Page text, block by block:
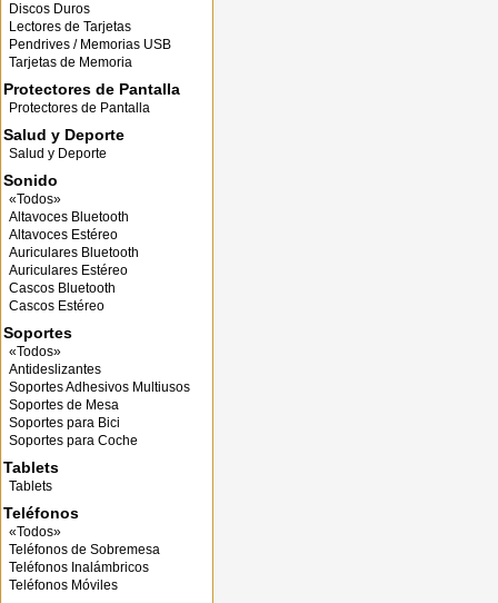
Discos Duros
Lectores de Tarjetas
Pendrives / Memorias USB
Tarjetas de Memoria
Protectores de Pantalla
Protectores de Pantalla
Salud y Deporte
Salud y Deporte
Sonido
«Todos»
Altavoces Bluetooth
Altavoces Estéreo
Auriculares Bluetooth
Auriculares Estéreo
Cascos Bluetooth
Cascos Estéreo
Soportes
«Todos»
Antideslizantes
Soportes Adhesivos Multiusos
Soportes de Mesa
Soportes para Bici
Soportes para Coche
Tablets
Tablets
Teléfonos
«Todos»
Teléfonos de Sobremesa
Teléfonos Inalámbricos
Teléfonos Móviles